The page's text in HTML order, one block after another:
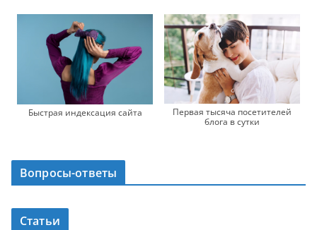
Быстрая индексация сайта
Первая тысяча посетителей
блога в сутки
Вопросы-ответы
Статьи